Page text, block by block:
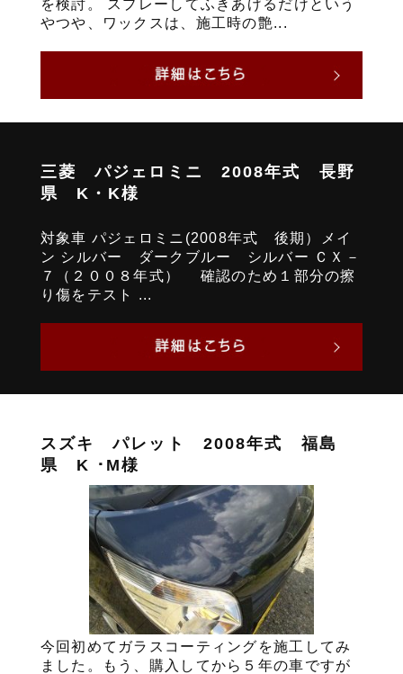
を検討。 スプレーしてふきあげるだけという
やつや、ワックスは、施工時の艶...
三菱 パジェロミニ 2008年式 長野
県 K・K様
対象車 パジェロミニ(2008年式 後期）メイ
ン シルバー ダークブルー シルバー ＣＸ－
７（２００８年式） 確認のため１部分の擦
り傷をテスト ...
スズキ パレット 2008年式 福島
県 K ･M様
今回初めてガラスコーティングを施工してみ
ました。もう、購入してから５年の車ですが